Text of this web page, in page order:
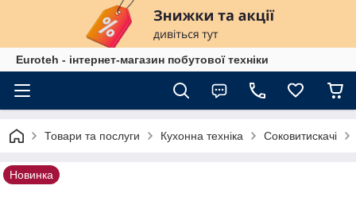
Euroteh - інтернет-магазин побутової техніки
Товари та послуги Кухонна техніка Соковитискачі
Новинка